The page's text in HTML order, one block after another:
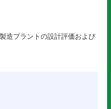
造プラントの設計評価および